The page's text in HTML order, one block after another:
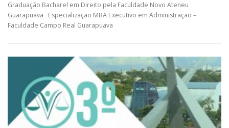
Graduação Bacharel em Direito pela Faculdade Novo Ateneu
Guarapuava Especialização MBA Executivo em Administração –
Faculdade Campo Real Guarapuava